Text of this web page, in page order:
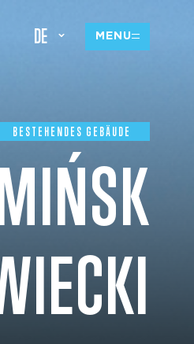
DE MENU
BESTEHENDES GEBÄUDE